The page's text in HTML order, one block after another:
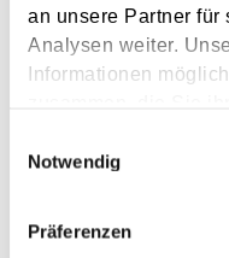
an unsere Partner für
Analysen weiter.
Informationen
gesammelt haben.
Notwendig
Präferenzen